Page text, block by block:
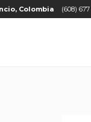
Colombia (608)